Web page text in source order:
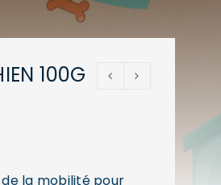
100G
la mobilité pour